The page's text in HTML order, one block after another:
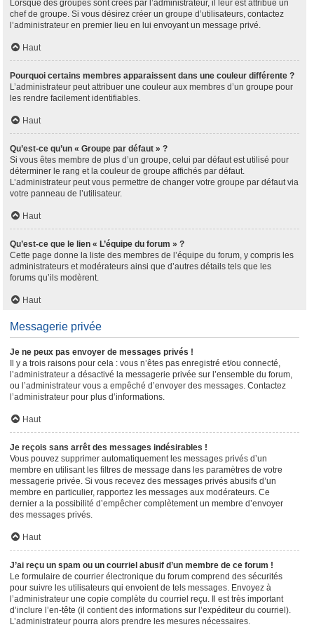
Lorsque des groupes sont créés par l’administrateur, il leur est attribué un
chef de groupe. Si vous désirez créer un groupe d’utilisateurs, contactez
l’administrateur en premier lieu en lui envoyant un message privé.
Haut
Pourquoi certains membres apparaissent dans une couleur différente ?
L’administrateur peut attribuer une couleur aux membres d’un groupe pour
les rendre facilement identifiables.
Haut
Qu’est-ce qu’un « Groupe par défaut » ?
Si vous êtes membre de plus d’un groupe, celui par défaut est utilisé pour
déterminer le rang et la couleur de groupe affichés par défaut.
L’administrateur peut vous permettre de changer votre groupe par défaut via
votre panneau de l’utilisateur.
Haut
Qu’est-ce que le lien « L’équipe du forum » ?
Cette page donne la liste des membres de l’équipe du forum, y compris les
administrateurs et modérateurs ainsi que d’autres détails tels que les
forums qu’ils modèrent.
Haut
Messagerie privée
Je ne peux pas envoyer de messages privés !
Il y a trois raisons pour cela : vous n’êtes pas enregistré et/ou connecté,
l’administrateur a désactivé la messagerie privée sur l’ensemble du forum,
ou l’administrateur vous a empêché d’envoyer des messages. Contactez
l’administrateur pour plus d’informations.
Haut
Je reçois sans arrêt des messages indésirables !
Vous pouvez supprimer automatiquement les messages privés d’un
membre en utilisant les filtres de message dans les paramètres de votre
messagerie privée. Si vous recevez des messages privés abusifs d’un
membre en particulier, rapportez les messages aux modérateurs. Ce
dernier a la possibilité d’empêcher complètement un membre d’envoyer
des messages privés.
Haut
J’ai reçu un spam ou un courriel abusif d’un membre de ce forum !
Le formulaire de courrier électronique du forum comprend des sécurités
pour suivre les utilisateurs qui envoient de tels messages. Envoyez à
l’administrateur une copie complète du courriel reçu. Il est très important
d’inclure l’en-tête (il contient des informations sur l’expéditeur du courriel).
L’administrateur pourra alors prendre les mesures nécessaires.